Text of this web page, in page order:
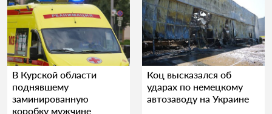
В Курской области
поднявшему
заминированную
коробку мужчине
Коц высказался об
ударах по немецкому
автозаводу на Украине